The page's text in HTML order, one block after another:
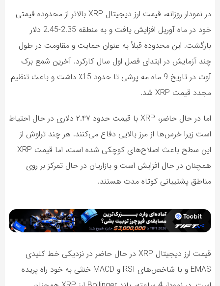
در نمودار روزانه، قیمت ارز دیجیتال XRP بالاتر از محدوده قیمتی
خود در ماه آوریل افزایش یافت و به منطقه 2.35-2.45 دلار
بازگشت. این محدوده قبلاً به عنوان حمایت و مقاومت در طول
چند آزمایش در ابتدای فصل اول سال کارکرد. آخرین شمع برک
آوت در تاریخ 9 ماه مه پرشی تا حدود 15٪ داشت و باعث تنظیم
مجدد قیمت XRP شد.
اما در حال حاضر، XRP با قیمت حدود ۲.۴۷ دلاری در حال احتیاط
است زیرا خرس‌ها از مرز بالایی دفاع می‌کنند. هر چند تراوش از
این سطح باعث اصلاح‌های کوچکی شده است، اما قیمت XRP
همچنان در حال افزایش است و بازاریان در حال تمرکز بر روی
مناطق پشتیبانی کوتاه مدت هستند.
قیمت ارز دیجیتال XRP در حال حاضر در نزدیکی خط کلیدی
EMAS و با شاخص‌های RSI و MACD خنثی به خود راه پریده